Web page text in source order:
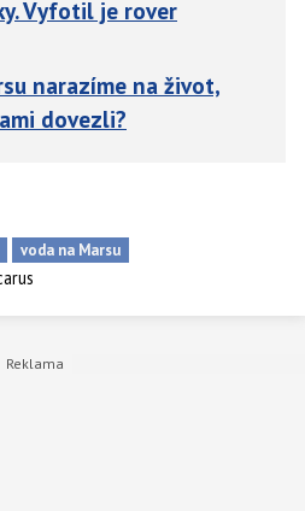
Vyfotil je rover
narazíme na život,
dovezli?
voda na Marsu